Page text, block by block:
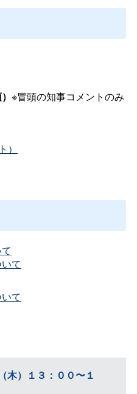
※冒頭の知事コメントのみ
て
て
木）１３：００〜１